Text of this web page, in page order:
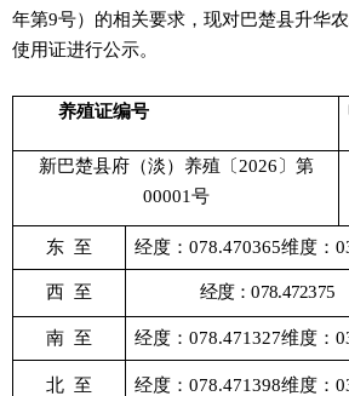
年第9号）的相关要求，现对巴楚县升华
使用证进行公示。
养殖证编号
新巴楚县府（淡）养殖〔2026〕第
00001号
东 至 经度 ：078.470365维度：
西 至 经度：078.472375
南 至 经度：078.471327维度：
北 至 经度：078.471398维度：